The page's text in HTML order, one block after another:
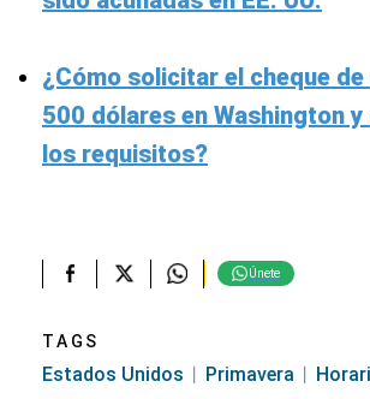
¿Cómo solicitar el cheque
500 dólares en Washington
los requisitos?
Únete
TAGS
Estados Unidos Primavera